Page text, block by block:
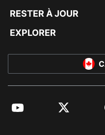
RESTER À JOUR
EXPLORER
YouTube Twitter